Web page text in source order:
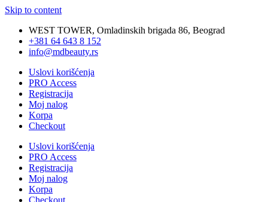
Skip to content
WEST TOWER, Omladinskih brigada 86, Beograd
+381 64 643 8 152
info@mdbeauty.rs
Uslovi korišćenja
PRO Access
Registracija
Moj nalog
Korpa
Checkout
Uslovi korišćenja
PRO Access
Registracija
Moj nalog
Korpa
Checkout